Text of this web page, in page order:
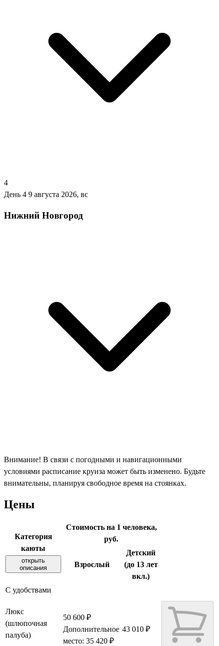
4
День 4 9 августа 2026, вс
Нижний Новгород
Внимание! В связи с погодными и навигационными
условиями расписание круиза может быть изменено. Будьте
внимательны, планируя свободное время на стоянках.
Цены
Категория
каюты
открыть
описания
Стоимость на 1 человека,
руб.
Взрослый
Детский
(до 13 лет
вкл.)
С удобствами
Люкс
(шлюпочная
палуба)
50 600 ₽
Дополнительное
место: 35 420 ₽
43 010 ₽